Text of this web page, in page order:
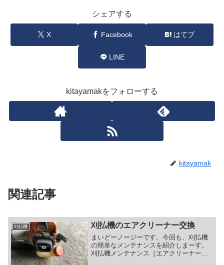
シェアする
X Facebook はてブ
LINE
kitayamakをフォローする
kitayamak
関連記事
刈払機 刈払機のエアクリーナー交換
まいどーノージーです。今回も、刈払機
の簡単なメンテナンスを紹介しまーす。
刈払機メンテナンス［エアクリーナーの